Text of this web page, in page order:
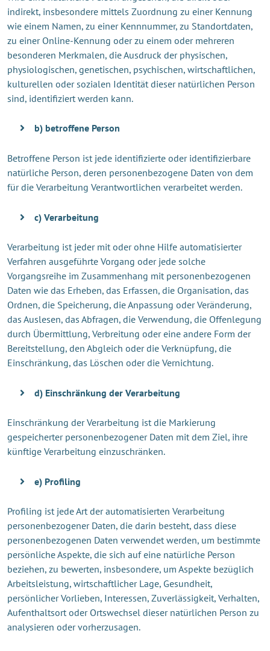
indirekt, insbesondere mittels Zuordnung zu einer Kennung
wie einem Namen, zu einer Kennnummer, zu Standortdaten,
zu einer Online-Kennung oder zu einem oder mehreren
besonderen Merkmalen, die Ausdruck der physischen,
physiologischen, genetischen, psychischen, wirtschaftlichen,
kulturellen oder sozialen Identität dieser natürlichen Person
sind, identifiziert werden kann.
b) betroffene Person
Betroffene Person ist jede identifizierte oder identifizierbare
natürliche Person, deren personenbezogene Daten von dem
für die Verarbeitung Verantwortlichen verarbeitet werden.
c) Verarbeitung
Verarbeitung ist jeder mit oder ohne Hilfe automatisierter
Verfahren ausgeführte Vorgang oder jede solche
Vorgangsreihe im Zusammenhang mit personenbezogenen
Daten wie das Erheben, das Erfassen, die Organisation, das
Ordnen, die Speicherung, die Anpassung oder Veränderung,
das Auslesen, das Abfragen, die Verwendung, die Offenlegung
durch Übermittlung, Verbreitung oder eine andere Form der
Bereitstellung, den Abgleich oder die Verknüpfung, die
Einschränkung, das Löschen oder die Vernichtung.
d) Einschränkung der Verarbeitung
Einschränkung der Verarbeitung ist die Markierung
gespeicherter personenbezogener Daten mit dem Ziel, ihre
künftige Verarbeitung einzuschränken.
e) Profiling
Profiling ist jede Art der automatisierten Verarbeitung
personenbezogener Daten, die darin besteht, dass diese
personenbezogenen Daten verwendet werden, um bestimmte
persönliche Aspekte, die sich auf eine natürliche Person
beziehen, zu bewerten, insbesondere, um Aspekte bezüglich
Arbeitsleistung, wirtschaftlicher Lage, Gesundheit,
persönlicher Vorlieben, Interessen, Zuverlässigkeit, Verhalten,
Aufenthaltsort oder Ortswechsel dieser natürlichen Person zu
analysieren oder vorherzusagen.